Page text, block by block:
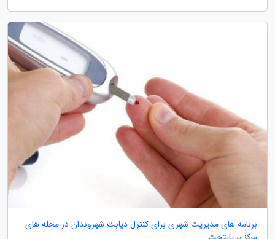
برنامه های مدیریت شهری برای کنترل دیابت شهروندان در محله های